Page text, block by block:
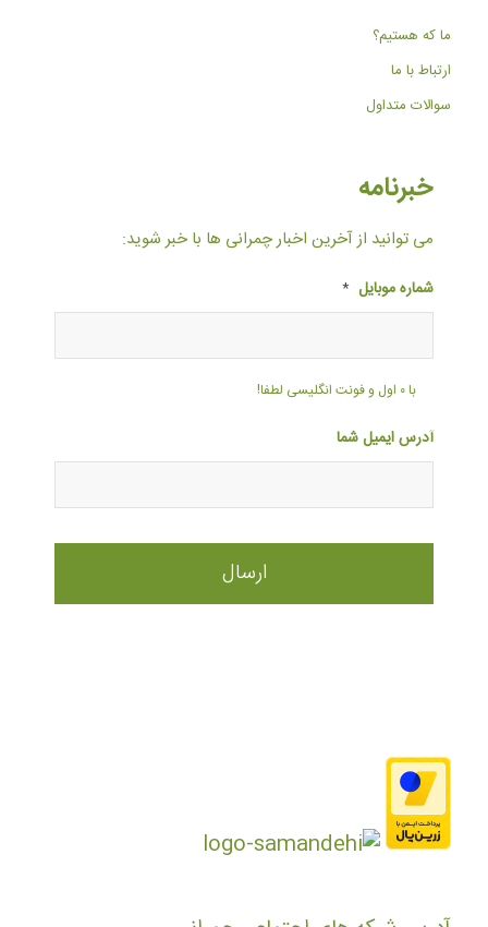
ما که هستیم؟
ارتباط با ما
سوالات متداول
خبرنامه
می توانید از آخرین اخبار چمرانی ها با خبر شوید:
شماره موبایل *
با ۰ اول و فونت انگلیسی لطفا!
آدرس ایمیل شما